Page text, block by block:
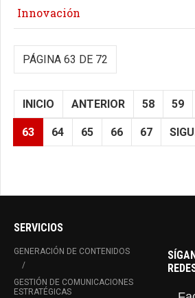
Innovación
PÁGINA 63 DE 72
INICIO ANTERIOR 58 59
63 64 65 66 67
SERVICIOS
GENERACIÓN DE CONTENIDOS
GESTIÓN DE COMUNICACIONES
ESTRATÉGICAS